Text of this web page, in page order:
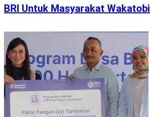
BRI Untuk Masyarakat Wakatobi